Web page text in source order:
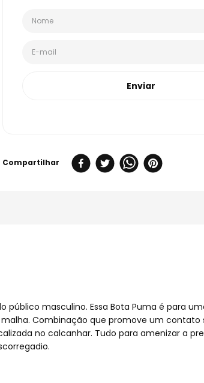
Enviar
público masculino. Essa Bota Puma é para
Combinação que promove um contato
no calcanhar. Tudo para amenizar a